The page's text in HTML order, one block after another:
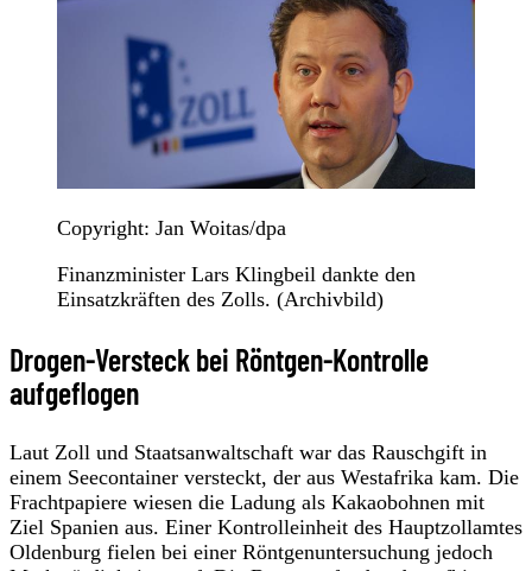
Copyright: Jan Woitas/dpa
Finanzminister Lars Klingbeil dankte den
Einsatzkräften des Zolls. (Archivbild)
Drogen-Versteck bei Röntgen-Kontrolle
aufgeflogen
Laut Zoll und Staatsanwaltschaft war das Rauschgift in
einem Seecontainer versteckt, der aus Westafrika kam. Die
Frachtpapiere wiesen die Ladung als Kakaobohnen mit
Ziel Spanien aus. Einer Kontrolleinheit des Hauptzollamtes
Oldenburg fielen bei einer Röntgenuntersuchung jedoch